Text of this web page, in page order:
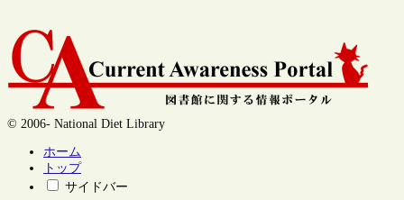
© 2006- National Diet Library
ホーム
トップ
サイドバー